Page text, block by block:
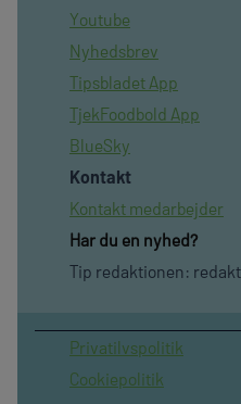
Youtube
Nyhedsbrev
Tipsbladet App
TjekFoodbold App
BlueSky
Kontakt
Kontakt medarbejder
Har du en nyhed?
Tip redaktionen:
Privatilvspolitik
Cookiepolitik